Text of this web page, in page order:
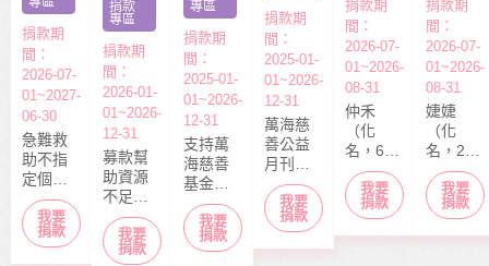
捐款期
間：
2026-07-
01~2027-
06-30
急難救
助不指
定個案
捐款，
募款所
得幫助
我要
捐款
捐款
專區
捐款期
間：
2026-01-
01~2026-
12-31
募款幫
助資源
不足的
中小型
社福單
位，協
我要
捐款
專區
捐款期
間：
2025-01-
01~2026-
12-31
支持萬
海慈善
基金會
長期性
服務方
案推
我要
捐款
捐款期
間：
2025-01-
01~2026-
12-31
萬海慈
善公益
月刊
「停泊
棧」於
每月10
我要
捐款
捐款期
間：
2026-07-
01~2026-
08-31
仲禾
（化
名，6
歲），
本該快
快樂樂
我要
捐款
捐款期
間：
2026-07-
01~2026-
08-31
婕婕
（化
名，20
歲）今
年6月底
剛從商
我要
捐款